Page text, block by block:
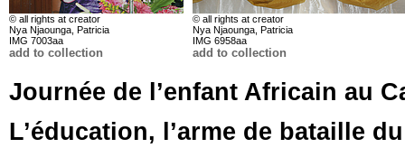
© all rights at creator
Nya Njaounga, Patricia
IMG 7003aa
add to collection
© all rights at creator
Nya Njaounga, Patricia
IMG 6958aa
add to collection
Journée de l’enfant Africain au
L’éducation, l’arme de bataille